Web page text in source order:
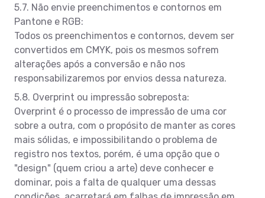
5.7. Não envie preenchimentos e contornos em
Pantone e RGB:
Todos os preenchimentos e contornos, devem ser
convertidos em CMYK, pois os mesmos sofrem
alterações após a conversão e não nos
responsabilizaremos por envios dessa natureza.
5.8. Overprint ou impressão sobreposta:
Overprint é o processo de impressão de uma cor
sobre a outra, com o propósito de manter as cores
mais sólidas, e impossibilitando o problema de
registro nos textos, porém, é uma opção que o
"design" (quem criou a arte) deve conhecer e
dominar, pois a falta de qualquer uma dessas